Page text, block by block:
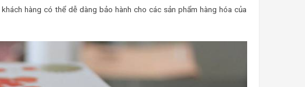
hàng có thể dễ dàng bảo hành cho các sản phẩm hàng hóa của